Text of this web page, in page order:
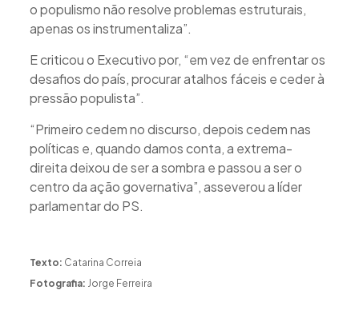
o populismo não resolve problemas estruturais,
apenas os instrumentaliza”.
E criticou o Executivo por, “em vez de enfrentar os
desafios do país, procurar atalhos fáceis e ceder à
pressão populista”.
“Primeiro cedem no discurso, depois cedem nas
políticas e, quando damos conta, a extrema-
direita deixou de ser a sombra e passou a ser o
centro da ação governativa”, asseverou a líder
parlamentar do PS.
Texto: Catarina Correia
Fotografia: Jorge Ferreira